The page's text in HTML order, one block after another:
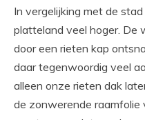
In vergelijking met de
platteland veel hoger. De
door een rieten kap
daar tegenwoordig veel
alleen onze rieten dak
de zonwerende raamfolie